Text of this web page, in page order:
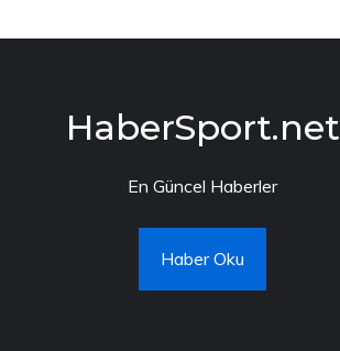
HaberSport.net
En Güncel Haberler
Haber Oku